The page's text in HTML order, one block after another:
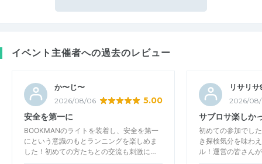
イベント主催者への過去のレビュー
か〜じ〜
2026/08/06 5.00
安全を第一に
BOOKMANのライトを装着し、安全を第一
にという意識のもとランニングを楽しめま
した！初めての方たちとの交流も刺激に…
リサリ
2026/
サブロサ楽しか
初めての参加でし
き探検気分を味わ
ル！運営の皆さん